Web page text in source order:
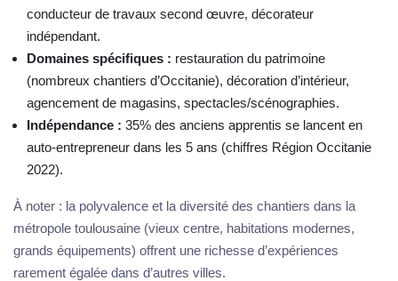
conducteur de travaux second œuvre, décorateur
indépendant.
Domaines spécifiques : restauration du patrimoine
(nombreux chantiers d’Occitanie), décoration d’intérieur,
agencement de magasins, spectacles/scénographies.
Indépendance : 35% des anciens apprentis se lancent en
auto-entrepreneur dans les 5 ans (chiffres Région Occitanie
2022).
À noter : la polyvalence et la diversité des chantiers dans la
métropole toulousaine (vieux centre, habitations modernes,
grands équipements) offrent une richesse d’expériences
rarement égalée dans d’autres villes.